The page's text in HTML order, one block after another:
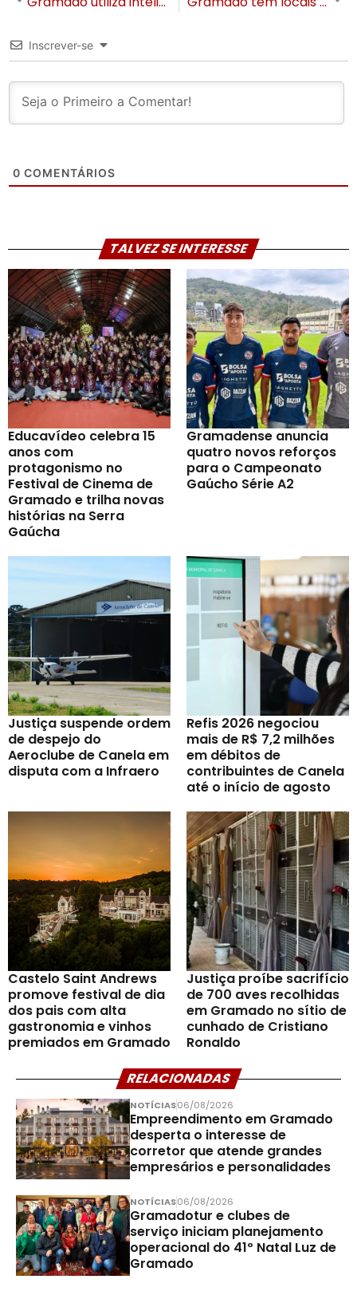
Inscrever-se
0 COMENTÁRIOS
TALVEZ SE INTERESSE
Educavídeo celebra 15
anos com
protagonismo no
Festival de Cinema de
Gramado e trilha novas
histórias na Serra
Gaúcha
Gramadense anuncia
quatro novos reforços
para o Campeonato
Gaúcho Série A2
Justiça suspende ordem
de despejo do
Aeroclube de Canela em
disputa com a Infraero
Refis 2026 negociou
mais de R$ 7,2 milhões
em débitos de
contribuintes de Canela
até o início de agosto
Castelo Saint Andrews
promove festival de dia
dos pais com alta
gastronomia e vinhos
premiados em Gramado
Justiça proíbe sacrifício
de 700 aves recolhidas
em Gramado no sítio de
cunhado de Cristiano
Ronaldo
RELACIONADAS
NOTÍCIAS06/08/2026
Empreendimento em Gramado
desperta o interesse de
corretor que atende grandes
empresários e personalidades
NOTÍCIAS06/08/2026
Gramadotur e clubes de
serviço iniciam planejamento
operacional do 41º Natal Luz de
Gramado